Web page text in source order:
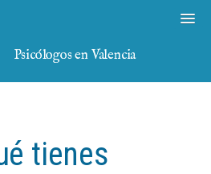
Psicólogos en Valencia
tienes